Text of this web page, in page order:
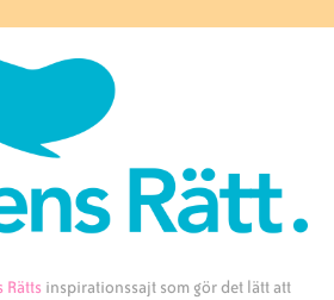
Rätts inspirationssajt som gör det lätt att